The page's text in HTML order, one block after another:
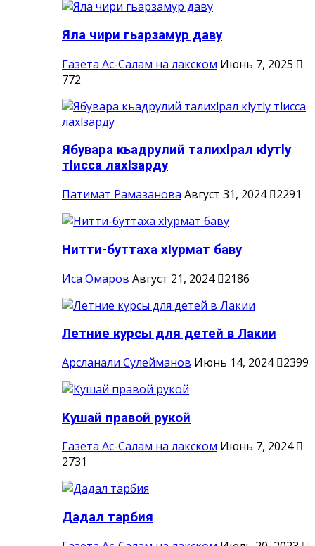
Яла чири гьарзамур даву
Газета Ас-Салам на лакском Июнь 7, 2025
772
Ябувара кьадрулий талихlрал кlутlу
тlисса лахlзарду
Патимат Рамазанова Август 31, 2024 2291
Нитти-буттаха хIурмат баву
Иса Омаров Август 21, 2024 2186
Летние курсы для детей в Лакии
Арсланали Сулейманов Июнь 14, 2024 2399
Кушай правой рукой
Газета Ас-Салам на лакском Июнь 7, 2024
2731
Дадал тарбия